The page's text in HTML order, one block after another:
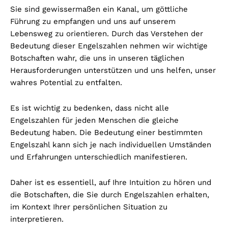
Sie sind gewissermaßen ein Kanal, um göttliche
Führung zu empfangen und uns auf unserem
Lebensweg zu orientieren. Durch das Verstehen der
Bedeutung dieser Engelszahlen nehmen wir wichtige
Botschaften wahr, die uns in unseren täglichen
Herausforderungen unterstützen und uns helfen, unser
wahres Potential zu entfalten.
Es ist wichtig zu bedenken, dass nicht alle
Engelszahlen für jeden Menschen die gleiche
Bedeutung haben. Die Bedeutung einer bestimmten
Engelszahl kann sich je nach individuellen Umständen
und Erfahrungen unterschiedlich manifestieren.
Daher ist es essentiell, auf Ihre Intuition zu hören und
die Botschaften, die Sie durch Engelszahlen erhalten,
im Kontext Ihrer persönlichen Situation zu
interpretieren.